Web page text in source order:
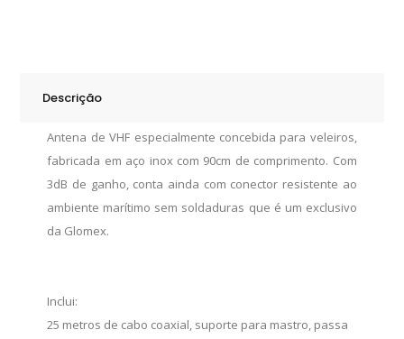
Suporte
quantity
Descrição
Antena de VHF especialmente concebida para veleiros,
fabricada em aço inox com 90cm de comprimento. Com
3dB de ganho, conta ainda com conector resistente ao
ambiente marítimo sem soldaduras que é um exclusivo
da Glomex.
Inclui:
25 metros de cabo coaxial, suporte para mastro, passa